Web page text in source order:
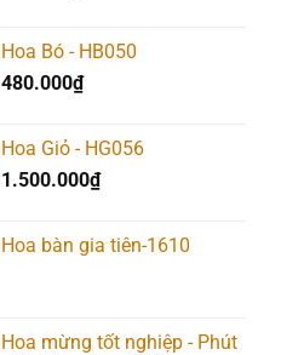
Hoa Bó - HB050
480.000₫
Hoa Giỏ - HG056
1.500.000₫
Hoa bàn gia tiên-1610
Hoa mừng tốt nghiệp - Phút